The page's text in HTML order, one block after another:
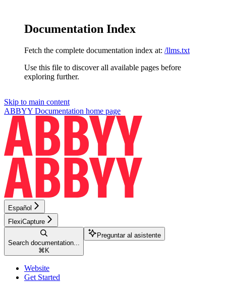
Documentation Index
Fetch the complete documentation index at: /llms.txt
Use this file to discover all available pages before
exploring further.
Skip to main content
ABBYY Documentation home page
Español
FlexiCapture
Search documentation...
⌘ K
Preguntar al asistente
Website
Get Started